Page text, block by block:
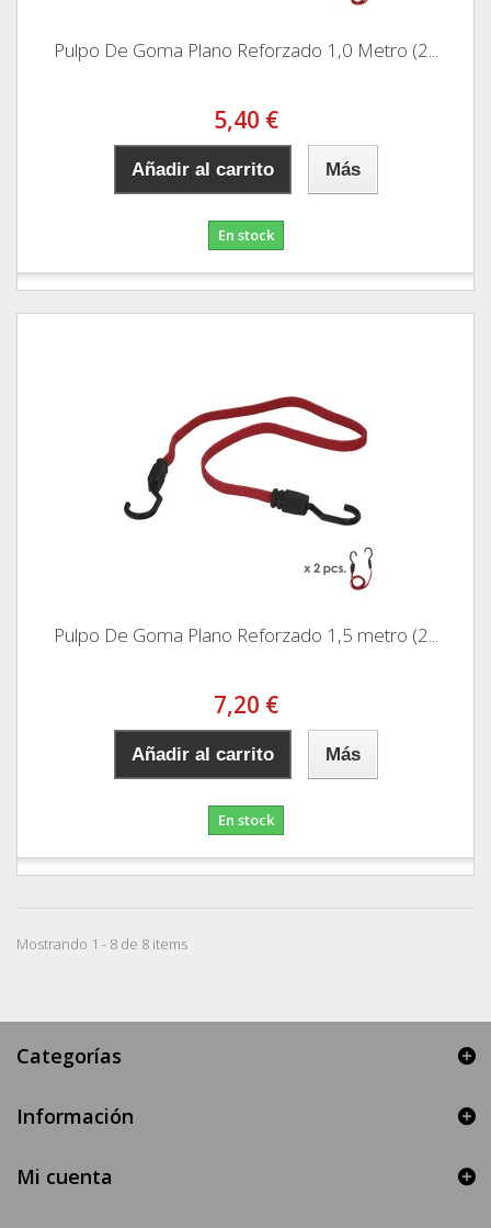
Pulpo De Goma Plano Reforzado 1,0 Metro (2...
5,40 €
Añadir al carrito Más
En stock
Pulpo De Goma Plano Reforzado 1,5 metro (2...
7,20 €
Añadir al carrito Más
En stock
Mostrando 1 - 8 de 8 items
Categorías
Información
Mi cuenta